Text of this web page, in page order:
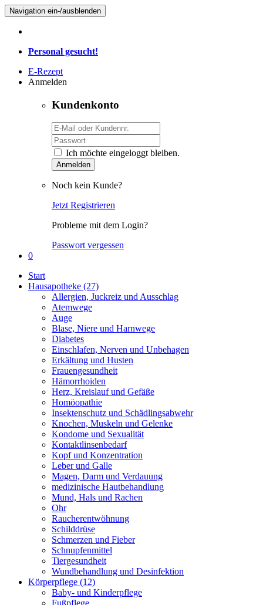
Navigation ein-/ausblenden
Personal gesucht!
E-Rezept
Anmelden
Kundenkonto
Ich möchte eingeloggt bleiben.
Anmelden
Noch kein Kunde?
Jetzt Registrieren
Probleme mit dem Login?
Passwort vergessen
0
Start
Hausapotheke (27)
Allergien, Juckreiz und Ausschlag
Atemwege
Auge
Blase, Niere und Harnwege
Diabetes
Einschlafen, Nerven und Unbehagen
Erkältung und Husten
Frauengesundheit
Hämorrhoiden
Herz, Kreislauf und Gefäße
Homöopathie
Insektenschutz und Schädlingsabwehr
Knochen, Muskeln und Gelenke
Kondome und Sexualität
Kontaktlinsenbedarf
Kopf und Konzentration
Leber und Galle
Magen, Darm und Verdauung
medizinische Hautbehandlung
Mund, Hals und Rachen
Ohr
Raucherentwöhnung
Schilddrüse
Schmerzen und Fieber
Schnupfenmittel
Tiergesundheit
Wundbehandlung und Desinfektion
Körperpflege (12)
Baby- und Kinderpflege